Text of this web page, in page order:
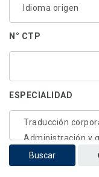
N° CTP
ESPECIALIDAD
Buscar